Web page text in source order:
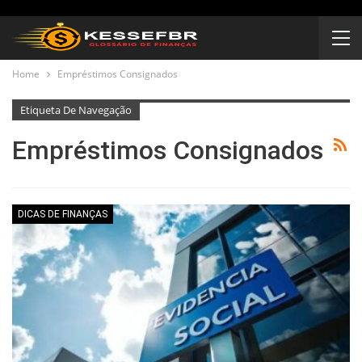
Home Empréstimos Consignados
Etiqueta De Navegação
Empréstimos Consignados
DICAS DE FINANÇAS